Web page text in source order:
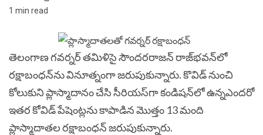
1 min read
తెలంగాణ గవర్నర్‌ తమిళిసై సౌందరరాజన్‌ రాజ్‌భవన్‌లో
రక్షాబంధన్‌ను వినూత్నంగా జరుపుకున్నారు. కొవిడ్‌ నుంచి
కోలుకుని ప్లాస్మాదానం చేసి సీరియస్‌గా కండిషన్‌లో ఉన్నఎందరో
ఇతర కోవిడ్‌ పేషెంట్లను కాపాడిన మొత్తం 13 మంది
ప్లాస్మాదాతల రక్షాబంధన్‌ జరుపుకున్నారు.